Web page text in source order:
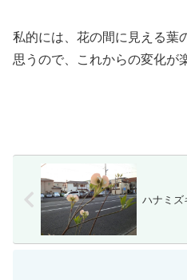
私的には、花の間に見える葉
思うので、これからの変化が
ハナミズ